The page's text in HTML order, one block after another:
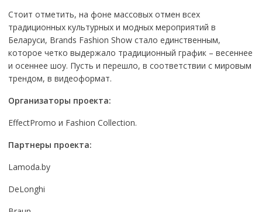
Стоит отметить, на фоне массовых отмен всех
традиционных культурных и модных мероприятий в
Беларуси, Brands Fashion Show стало единственным,
которое четко выдержало традиционный график – весеннее
и осеннее шоу. Пусть и перешло, в соответствии с мировым
трендом, в видеоформат.
Организаторы проекта:
EffectPromo и Fashion Collection.
Партнеры проекта:
Lamoda.by
DeLonghi